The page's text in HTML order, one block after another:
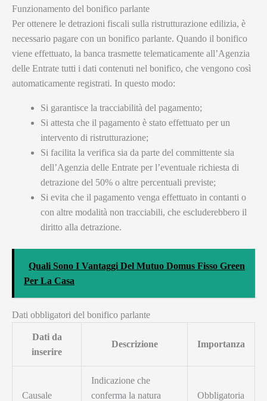
Funzionamento del bonifico parlante
Per ottenere le detrazioni fiscali sulla ristrutturazione edilizia, è
necessario pagare con un bonifico parlante. Quando il bonifico
viene effettuato, la banca trasmette telematicamente all’Agenzia
delle Entrate tutti i dati contenuti nel bonifico, che vengono così
automaticamente registrati. In questo modo:
Si garantisce la tracciabilità del pagamento;
Si attesta che il pagamento è stato effettuato per un
intervento di ristrutturazione;
Si facilita la verifica sia da parte del committente sia
dell’Agenzia delle Entrate per l’eventuale richiesta di
detrazione del 50% o altre percentuali previste;
Si evita che il pagamento venga effettuato in contanti o
con altre modalità non tracciabili, che escluderebbero il
diritto alla detrazione.
Quali Sono I Vantaggi Del Mutuo Domus Fisso Green
Per La Casa
Dati obbligatori del bonifico parlante
Dati da
inserire
Descrizione Importanza
Causale
Indicazione che
conferma la natura
Obbligatoria